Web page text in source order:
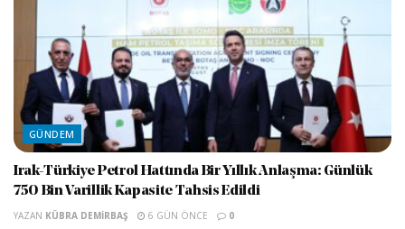
GÜNDEM
Irak-Türkiye Petrol Hattında Bir Yıllık Anlaşma: Günlük
750 Bin Varillik Kapasite Tahsis Edildi
YAZAN KÜBRA DEMIRBAŞ 6 GÜN ÖNCE 0